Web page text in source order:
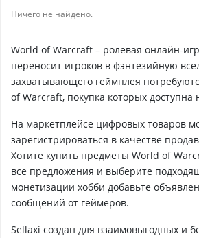
Ничего не найдено.
World of Warcraft – ролевая онлайн-
переносит игроков в фэнтезийную
захватывающего геймплея
of Warcraft, покупка которых доступна
На маркетплейсе цифровых товаров
зарегистрироваться в качестве
Хотите купить предметы World of
все предложения и выберите
монетизации хобби добавьте
сообщений от геймеров.
Sellaxi создан для взаимовыгодных и